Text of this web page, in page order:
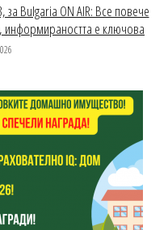
за Bulgaria ON AIR: Все повече
информираността е ключова